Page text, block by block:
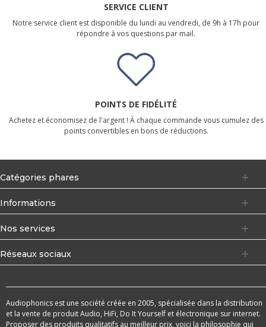
SERVICE CLIENT
Notre service client est disponible du lundi au vendredi, de 9h à 17h pour
répondre à vos questions par mail.
POINTS DE FIDÉLITÉ
Achetez et économisez de l'argent ! À chaque commande vous cumulez des
points convertibles en bons de réductions.
Catégories phares
Informations
Nos services
Réseaux sociaux
Audiophonics est une société créée en 2005, spécialisée dans la distribution
et la vente de produit Audio, HiFi, Do It Yourself et électronique sur internet.
Proposer des produits qualitatifs au meilleur prix, voici la philosophie qui